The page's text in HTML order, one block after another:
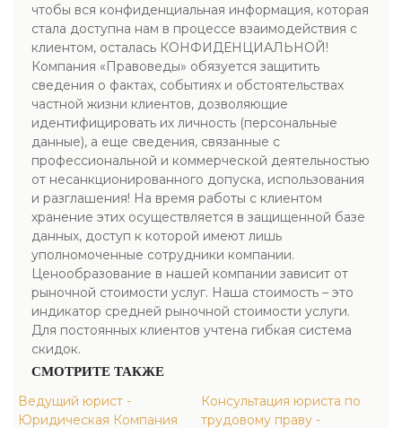
чтобы вся конфиденциальная информация, которая
стала доступна нам в процессе взаимодействия с
клиентом, осталась КОНФИДЕНЦИАЛЬНОЙ!
Компания «Правоведы» обязуется защитить
сведения о фактах, событиях и обстоятельствах
частной жизни клиентов, дозволяющие
идентифицировать их личность (персональные
данные), а еще сведения, связанные с
профессиональной и коммерческой деятельностью
от несанкционированного допуска, использования
и разглашения! На время работы с клиентом
хранение этих осуществляется в защищенной базе
данных, доступ к которой имеют лишь
уполномоченные сотрудники компании.
Ценообразование в нашей компании зависит от
рыночной стоимости услуг. Наша стоимость – это
индикатор средней рыночной стоимости услуги.
Для постоянных клиентов учтена гибкая система
скидок.
СМОТРИТЕ ТАКЖЕ
Ведущий юрист -
Юридическая Компания
Консультация юриста по
трудовому праву -